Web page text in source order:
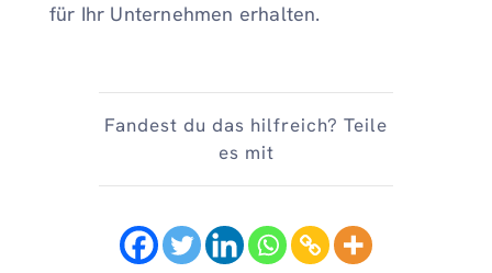
für Ihr Unternehmen erhalten.
Fandest du das hilfreich? Teile
es mit